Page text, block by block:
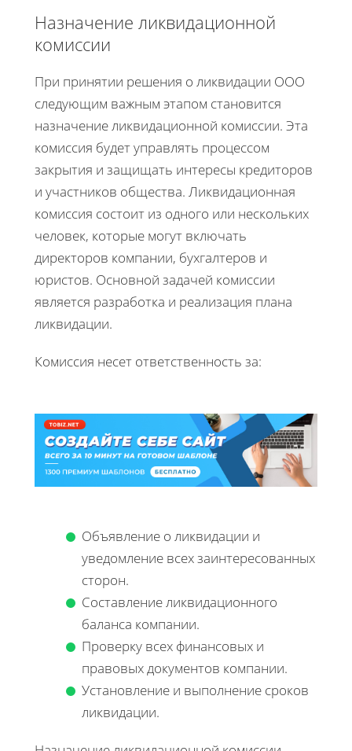
Назначение ликвидационной
комиссии
При принятии решения о ликвидации ООО
следующим важным этапом становится
назначение ликвидационной комиссии. Эта
комиссия будет управлять процессом
закрытия и защищать интересы кредиторов
и участников общества. Ликвидационная
комиссия состоит из одного или нескольких
человек, которые могут включать
директоров компании, бухгалтеров и
юристов. Основной задачей комиссии
является разработка и реализация плана
ликвидации.
Комиссия несет ответственность за:
Объявление о ликвидации и
уведомление всех заинтересованных
сторон.
Составление ликвидационного
баланса компании.
Проверку всех финансовых и
правовых документов компании.
Установление и выполнение сроков
ликвидации.